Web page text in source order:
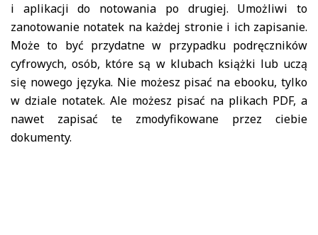
i aplikacji do notowania po drugiej. Umożliwi to
zanotowanie notatek na każdej stronie i ich zapisanie.
Może to być przydatne w przypadku podręczników
cyfrowych, osób, które są w klubach książki lub uczą
się nowego języka. Nie możesz pisać na ebooku, tylko
w dziale notatek. Ale możesz pisać na plikach PDF, a
nawet zapisać te zmodyfikowane przez ciebie
dokumenty.